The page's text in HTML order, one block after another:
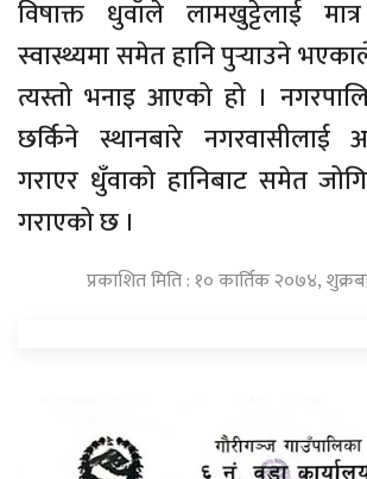
विषाक्त धुवाँले लामखुट्टेलाई
स्वास्थ्यमा समेत हानि पुर्‍याउने
त्यस्तो भनाइ आएको हो ।
छर्किने स्थानबारे नगरवासीलाई
गराएर धुँवाको हानिबाट समेत
गराएको छ ।
प्रकाशित मिति : १० कार्तिक २०७४,